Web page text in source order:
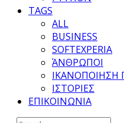
TAGS
ALL
BUSINESS
SOFTEXPERIA
ΆΝΘΡΩΠΟΙ
ΙΚΑΝΟΠΟΙΗΣΗ
ΙΣΤΟΡΙΕΣ
ΕΠΙΚΟΙΝΩΝΙΑ